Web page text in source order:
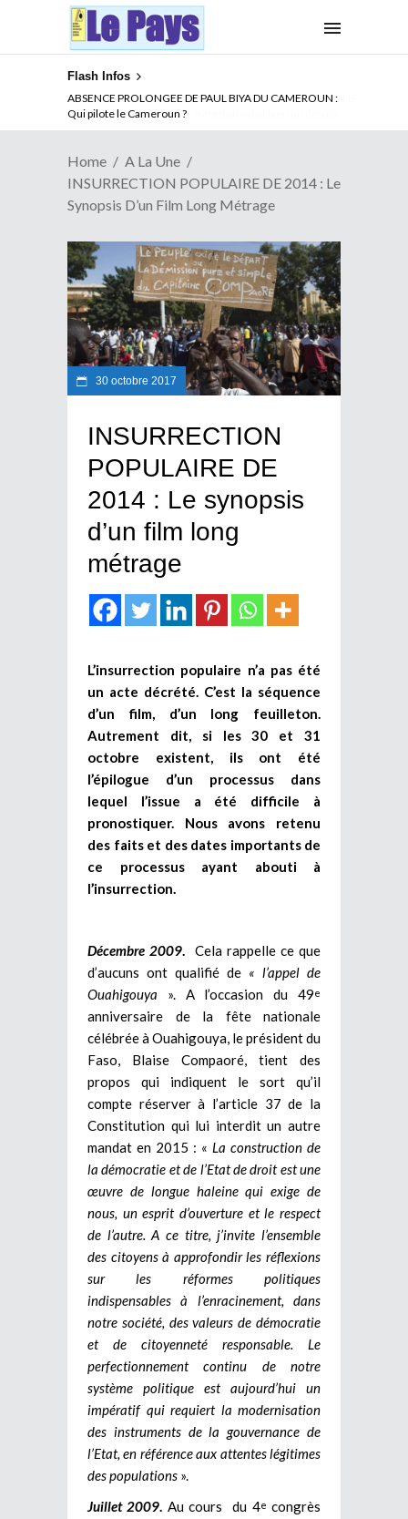
Flash Infos
ABSENCE PROLONGEE DE PAUL BIYA DU CAMEROUN :
Qui pilote le Cameroun ?
Home
A La Une
INSURRECTION POPULAIRE DE 2014 : Le
Synopsis D’un Film Long Métrage
30 octobre 2017
INSURRECTION
POPULAIRE DE
2014 : Le synopsis
d’un film long
métrage
L’insurrection populaire n’a pas été
un acte décrété. C’est la séquence
d’un film, d’un long feuilleton.
Autrement dit, si les 30 et 31
octobre existent, ils ont été
l’épilogue d’un processus dans
lequel l’issue a été difficile à
pronostiquer. Nous avons retenu
des faits et des dates importants de
ce processus ayant abouti à
l’insurrection.
Décembre 2009. Cela rappelle ce que
d’aucuns ont qualifié de « l’appel de
Ouahigouya ». A l’occasion du 49e
anniversaire de la fête nationale
célébrée à Ouahigouya, le président du
Faso, Blaise Compaoré, tient des
propos qui indiquent le sort qu’il
compte réserver à l’article 37 de la
Constitution qui lui interdit un autre
mandat en 2015 : « La construction de
la démocratie et de l’Etat de droit est une
œuvre de longue haleine qui exige de
nous, un esprit d’ouverture et le respect
de l’autre. A ce titre, j’invite l’ensemble
des citoyens à approfondir les réflexions
sur les réformes politiques
indispensables à l’enracinement, dans
notre société, des valeurs de démocratie
et de citoyenneté responsable. Le
perfectionnement continu de notre
système politique est aujourd’hui un
impératif qui requiert la modernisation
des instruments de la gouvernance de
l’Etat, en référence aux attentes légitimes
des populations ».
Juillet 2009. Au cours du 4e congrès